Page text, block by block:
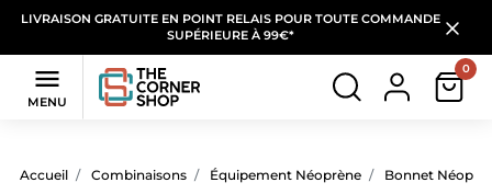
LIVRAISON GRATUITE EN POINT RELAIS POUR TOUTE COMMANDE
SUPÉRIEURE À 99€*

MENU
0
Accueil Combinaisons Équipement Néoprène Bonnet